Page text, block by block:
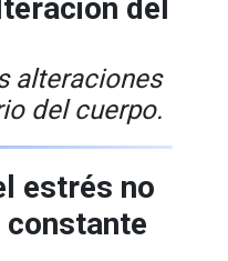
del
alteraciones
del cuerpo.
estrés no